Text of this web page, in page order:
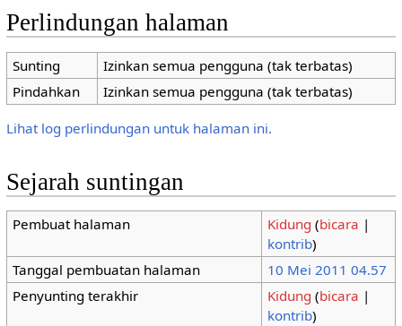
Perlindungan halaman
Sunting
Izinkan semua pengguna (tak terbatas)
Pindahkan
Izinkan semua pengguna (tak terbatas)
Lihat log perlindungan untuk halaman ini.
Sejarah suntingan
Pembuat halaman Kidung (bicara |
kontrib)
Tanggal pembuatan halaman
10 Mei 2011 04.57
Penyunting terakhir
Kidung (bicara |
kontrib)